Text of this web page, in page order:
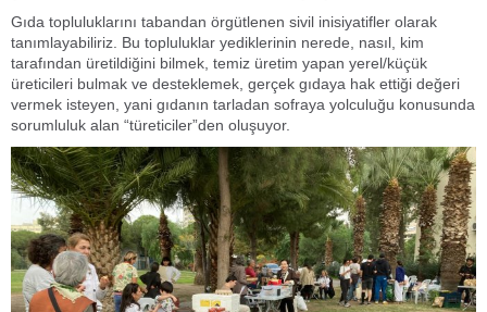
Gıda topluluklarını tabandan örgütlenen sivil inisiyatifler olarak
tanımlayabiliriz. Bu topluluklar yediklerinin nerede, nasıl, kim
tarafından üretildiğini bilmek, temiz üretim yapan yerel/küçük
üreticileri bulmak ve desteklemek, gerçek gıdaya hak ettiği değeri
vermek isteyen, yani gıdanın tarladan sofraya yolculuğu konusunda
sorumluluk alan “türeticiler”den oluşuyor.